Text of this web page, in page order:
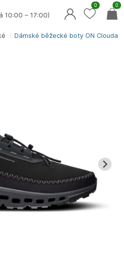
Dámské běžecké boty ON
10:00 – 17:00)
0
0